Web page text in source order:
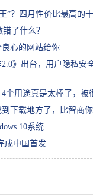
”？四月性价比最高的
了什么？
良心的网站给你
》出台，用户隐私安
个用途真是太棒了，被
下载地方了，比智商你
10系统
成中国首发